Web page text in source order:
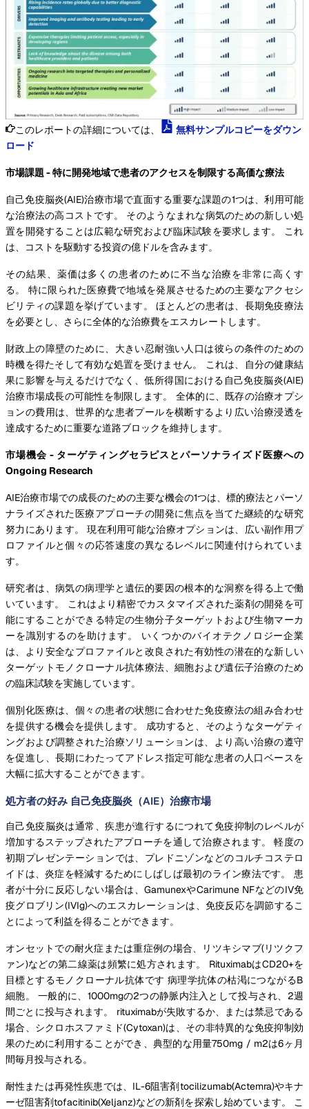
このレポートの詳細については、
無料サンプルコピーをダウン
ロード
市場課題 - 特に開発地域で患者のアクセスを制限する高価な療法
自己免疫脳炎(AIE)治療市場で直面する重要な課題の1つは、利用可能
な治療法の高コストです。 そのようなまれな病気のための新しい処
置を開発することは広範な研究および臨床試験を要求します。 これ
は、コストを駆動する投資の億ドルを含みます。
その結果、薬価は多くの患者のために不当な治療を非常に高くす
る。 特に限られた医療費で地域を発展させるための主要なアクセシ
ビリティの課題を挙げています。 ほとんどの患者は、長期免疫療法
を必要とし、さらに全体的な治療費をエスカレートします。
財政上の障壁のために、大きい忍耐強い人口は彼らの条件のための
時機を得たそして有効な処置を受けません。 これは、自分の健康結
果に影響を与えるだけでなく、低所得国における自己免疫脳炎(AIE)
治療市場成長の可能性を制限します。 全体的に、既存の治療オプシ
ョンの費用は、世界的な患者プールを横断するより広い治療浸透を
達成するために重要な道路ブロックを維持します。
市場機会 - ターゲティングセラピスとパーソナライズド医療への
Ongoing Research
AIE治療市場での成長のための主要な機会の1つは、標的療法とパーソ
ナライズされた医療アプローチの開発に焦点を当てた継続的な研究
努力にあります。 現在利用可能な治療オプションは、広い副作用プ
ロファイルと個々の応答速度の異なるレベルに関連付けられていま
す。
研究者は、病気の病理学と遺伝的要因の根本的な洞察を得る上で働
いています。 これはより精密でカスタマイズされた薬剤の開発を可
能にすることができる特定の生物分子ターゲットおよび生物マーカ
ーを識別するのを助けます。 いくつかのバイオテクノロジー企業
は、より安全なプロファイルと改良された有効性の潜在的な新しい
ターゲットモノクローナル抗体療法、細胞および遺伝子治療のため
の臨床試験を実施しています。
個別化医療は、個々の患者の状態に合わせた免疫療法の組み合わせ
を提供する機会を提供します。 成功すると、そのようなターゲティ
ングおよび調整された治療ソリューションは、より高い治療の遵守
を促進し、長期にわたってアドレス指定可能な患者の人口ベースを
大幅に拡大することができます。
処方者の好み 自己免疫脳炎（AIE）治療市場
自己免疫脳炎は通常、疾患が進行するにつれて免疫抑制のレベルが
増加するステップされたアプローチを通して治療されます。 軽度の
初期プレゼンテーションでは、プレドニゾンなどのコルチコステロ
イドは、炎症を軽減するためにしばしば最初のライン療法です。 患
者が十分に反応しない場合は、GamunexやCarimune NFなどのIV免
疫グロブリン(IVIg)へのエスカレーションは、免疫反応を調節するこ
とによって利益を得ることができます。
オンセットでの耐火症または重症例の場合、リツキシマブ(リツクフ
ァン)などの第二線薬は頻繁に処方されます。 RituximabはCD20+を
目標とするモノクローナル抗体です 病理学抗体の枯渇につながるB
細胞。 一般的に、1000mgの2つの静脈内注入として投与され、2週
間ごとに投与されます。 rituximabが失敗するか、または禁忌である
場合、シクロホスファミド(Cytoxan)は、その非特異的な免疫抑制効
果のために利用することができ、典型的な用量750mg / m2は6ヶ月
間毎月投与される。
耐性または再発性疾患では、IL-6阻害剤tocilizumab(Actemra)やキナ
ーゼ阻害剤tofacitinib(Xeljanz)などの新剤を探索し始めています。 こ